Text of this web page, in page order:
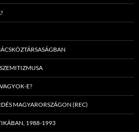
E?
MAGYARORSZÁGON (REC)
1988-1993